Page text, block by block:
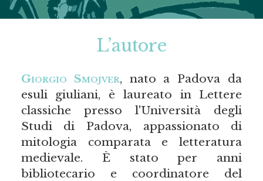
L’autore
Giorgio Smojver, nato a Padova da
esuli giuliani, è laureato in Lettere
classiche presso l'Università degli
Studi di Padova, appassionato di
mitologia comparata e letteratura
medievale. È stato per anni
bibliotecario e coordinatore del